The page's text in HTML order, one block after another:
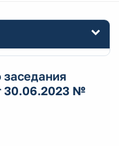
заседания
30.06.2023 №